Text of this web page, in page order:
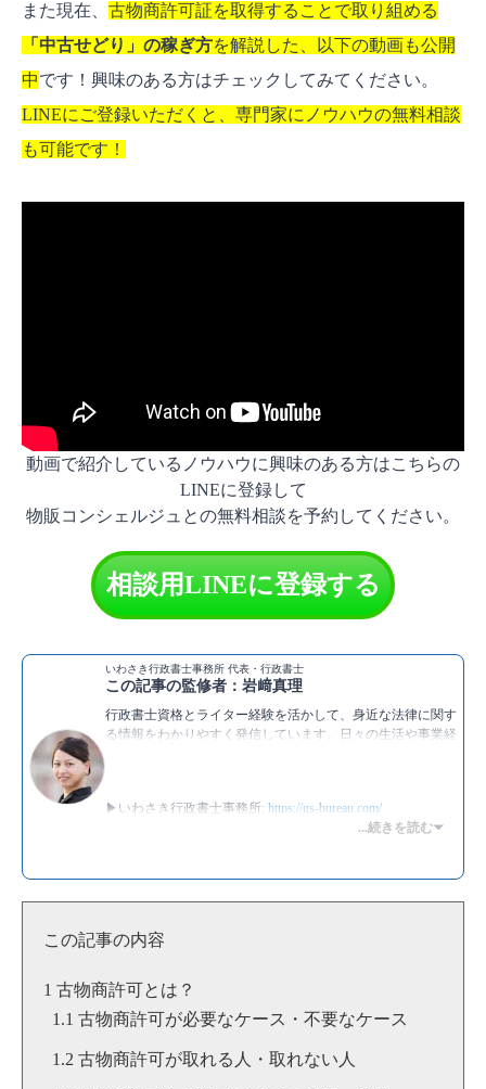
また現在、 古物商許可証を取得することで取り組める
「中古せどり」の稼ぎ方を解説した、以下の動画も公開
中です！興味のある方はチェックしてみてください。
LINEにご登録いただくと、専門家にノウハウの無料相談
も可能です！
動画で紹介しているノウハウに興味のある方はこちらの
LINEに登録して
物販コンシェルジュとの無料相談を予約してください。
相談用LINEに登録する
いわさき行政書士事務所 代表・行政書士
この記事の監修者：岩﨑真理
行政書士資格とライター経験を活かして、身近な法律に関す
る情報をわかりやすく発信しています。日々の生活や事業経
▶いわさき行政書士事務所: https://gs-bureau.com/
https://www.instagram.com/iwasaki__gs/...続きを読む
この記事の内容
古物商許可とは？
古物商許可が必要なケース・不要なケース
古物商許可が取れる人・取れない人